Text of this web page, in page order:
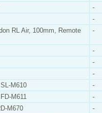
-
-
RL Air, 100mm, Remote
-
-
-
-
M610
-
M611
-
M670
-